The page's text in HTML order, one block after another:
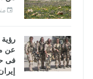
منذ 6
عن
فى